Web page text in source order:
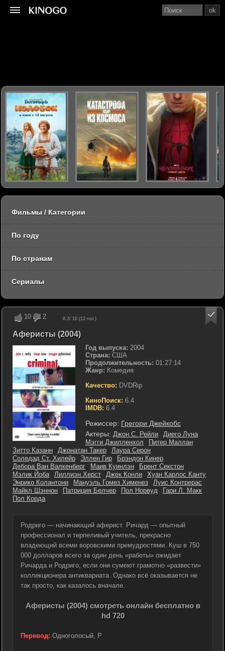
10 2 8.3/ 10 (12 гол.)
Аферисты (2004)
Год выпуска: 2004
Страна: США
Продолжительность: 01:27:14
Жанр: Комедия
Качество: DVDRip
КиноПоиск: 6.4
IMDB: 6.4
Режиссер: Грегори Джейкобс
Актеры: Джон С. Рейли
Диего Луна
Мэгги Джилленхол
Питер Маллан
Зитто Казанн
Джонатан Такер
Лаура Серон
Соледад Ст. Хилейр
Эллен Гир
Брэндон Кинер
Дебора Ван Валкенберг
Маив Куинлэн
Брент Секстон
Мэлик Йоба
Лиллиэн Херст Джек Конли
Хуан Карлос Канту
Энрико Колантони
Мануэль Гомез Хименез
Луис Контрерас
Майкл Шэннон
Патриция Белчер Пол Норвуд
Гари Л. Макк
Пол Корда
Родриго — начинающий аферист. Ричард — опытный
профессионал и терпеливый учитель, прекрасно
владеющий всеми воровскими премудростями. Куш в 750
000 долларов всего за один день «работы» ожидает
Ричарда и Родриго, если они сумеют грамотно «развести»
коллекционера антиквариата. Однако всё оказывается не
так просто, как казалось вначале.
Аферисты (2004) смотреть онлайн бесплатно в
hd 720
Перевод: Одноголосый, P
ok
Фильмы / Категории
По году
По странам
Сериалы